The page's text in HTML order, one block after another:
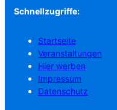
Schnellzugriffe:
Startseite
Veranstaltungen
Hier werben
Impressum
Datenschutz